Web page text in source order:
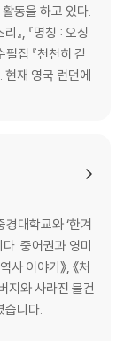
동을 하고 있다.
』, 『명칭 : 오징
필집 『천천히 걷
현재 영국 런던에
대학교와 ‘한겨
. 중어권과 영미
이야기》, 《처
지와 사라진 물건
습니다.